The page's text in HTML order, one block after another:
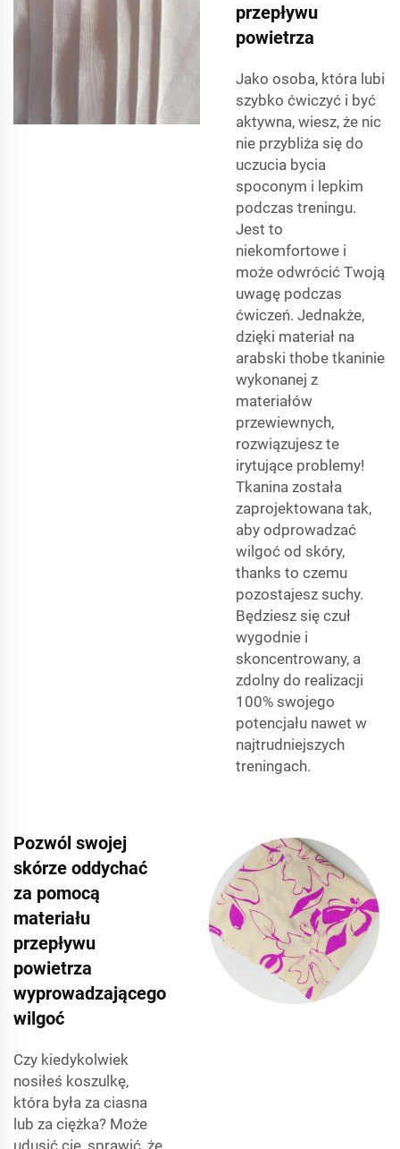
przepływu
powietrza
Jako osoba, która lubi
szybko ćwiczyć i być
aktywna, wiesz, że nic
nie przybliża się do
uczucia bycia
spoconym i lepkim
podczas treningu.
Jest to
niekomfortowe i
może odwrócić Twoją
uwagę podczas
ćwiczeń. Jednakże,
dzięki materiał na
arabski thobe tkaninie
wykonanej z
materiałów
przewiewnych,
rozwiązujesz te
irytujące problemy!
Tkanina została
zaprojektowana tak,
aby odprowadzać
wilgoć od skóry,
thanks to czemu
pozostajesz suchy.
Będziesz się czuł
wygodnie i
skoncentrowany, a
zdolny do realizacji
100% swojego
potencjału nawet w
najtrudniejszych
treningach.
Pozwól swojej
skórze oddychać
za pomocą
materiału
przepływu
powietrza
wyprowadzającego
wilgoć
Czy kiedykolwiek
nosiłeś koszulkę,
która była za ciasna
lub za ciężka? Może
udusić cię, sprawić, że